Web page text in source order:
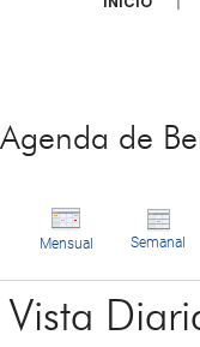
Agenda de
Mensual Semanal
Vista